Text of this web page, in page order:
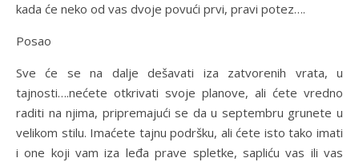
kada će neko od vas dvoje povući prvi, pravi potez….
Posao
Sve će se na dalje dešavati iza zatvorenih vrata, u
tajnosti….nećete otkrivati svoje planove, ali ćete vredno
raditi na njima, pripremajući se da u septembru grunete u
velikom stilu. Imaćete tajnu podršku, ali ćete isto tako imati
i one koji vam iza leđa prave spletke, sapliću vas ili vas